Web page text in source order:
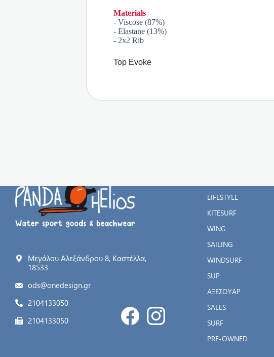
Materials
- Viscose (87%)
- Elastane (13%)
- 2x2 Rib
Top Evoke
Μεγάλου Αλεξάνδρου 8, Καστέλλα,
18533
ods@onedesign.gr
2104133050
2104133050
LIFESTYLE
KITESURF
WING
SAILING
WINDSURF
SUP
ΑΞΕΣΟΥΑΡ
SALES
SURF
PRE-OWNED